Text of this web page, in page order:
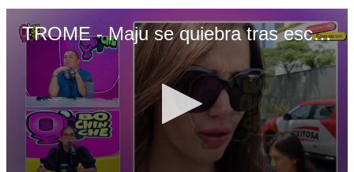
TROME - Maju se quiebra tras escuchar que Gustavo Salcedo oficializó salidas con veterinaria